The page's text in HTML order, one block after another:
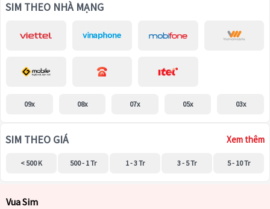
SIM THEO NHÀ MẠNG
09x 08x 07x 05x 03x
SIM THEO GIÁ Xem thêm
< 500 K 500 - 1 Tr 1 - 3 Tr 3 - 5 Tr 5 - 10 Tr
Vua Sim